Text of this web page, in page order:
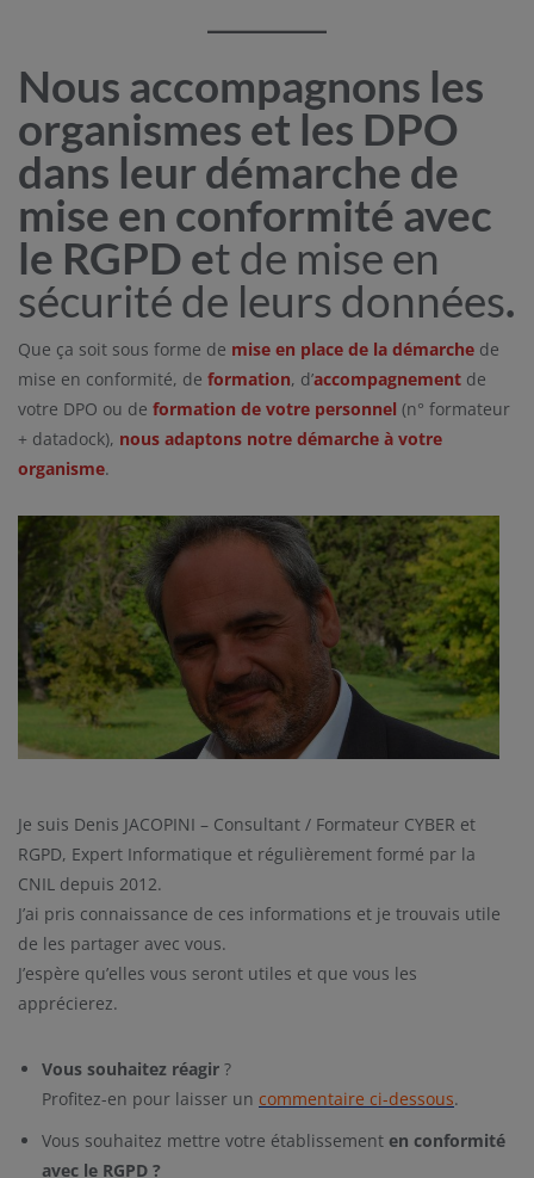
Nous accompagnons les
organismes et les DPO
dans leur démarche de
mise en conformité avec
le RGPD et de mise en
sécurité de leurs données.
Que ça soit sous forme de mise en place de la démarche de
mise en conformité, de formation, d’accompagnement de
votre DPO ou de formation de votre personnel (n° formateur
+ datadock), nous adaptons notre démarche à votre
organisme.
Je suis Denis JACOPINI – Consultant / Formateur CYBER et
RGPD, Expert Informatique et régulièrement formé par la
CNIL depuis 2012.
J’ai pris connaissance de ces informations et je trouvais utile
de les partager avec vous.
J’espère qu’elles vous seront utiles et que vous les
apprécierez.
Vous souhaitez réagir ?
Profitez-en pour laisser un commentaire ci-dessous.
Vous souhaitez mettre votre établissement en conformité
avec le RGPD ?